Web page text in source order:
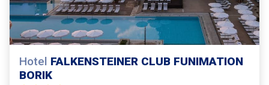
Hotel FALKENSTEINER CLUB FUNIMATION
BORIK